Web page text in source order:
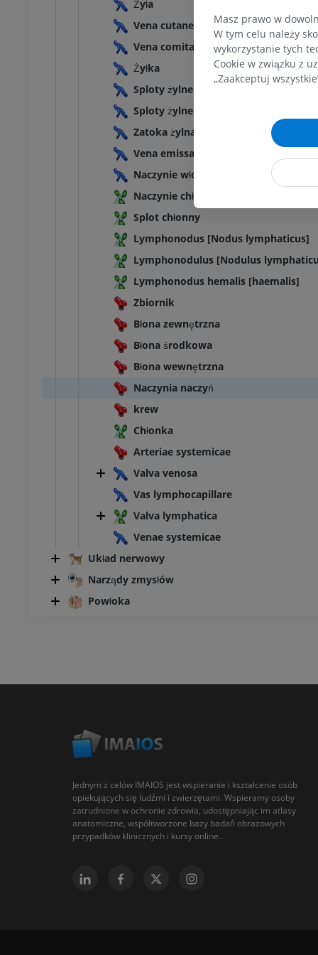
Żyła
Vena cutanea
Vena comitans
Żyłka
Sploty żylne
Sploty żylne
Zatoka żylna
Vena emissaria
Naczynie włosowate
Naczynie chłonne
Splot chłonny
Lymphonodus [Nodus lymphaticus]
Lymphonodulus [Nodulus
Lymphonodus hemalis [haemalis]
Zbiornik
Błona zewnętrzna
Błona środkowa
Błona wewnętrzna
Naczynia naczyń
krew
Chłonka
Arteriae systemicae
Valva venosa
Vas lymphocapillare
Valva lymphatica
Venae systemicae
Układ nerwowy
Narządy zmysłów
Powłoka
Jednym z celów IMAIOS jest wspieranie i kształcenie osób
opiekujących się ludźmi i zwierzętami. Wspieramy osoby
zatrudnione w ochronie zdrowia, udostępniając im atlasy
anatomiczne, współtworzone bazy badań obrazowych
przypadków klinicznych i kursy online...
Masz prawo w
W tym celu należy
wykorzystanie tych
Cookie w związku z
„Zaakceptuj